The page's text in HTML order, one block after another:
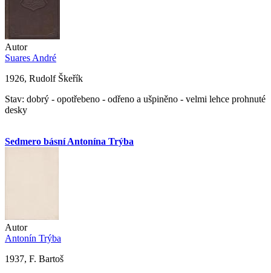
Autor
Suares André
1926, Rudolf Škeřík
Stav: dobrý - opotřebeno - odřeno a ušpiněno - velmi lehce prohnuté
desky
Sedmero básní Antonína Trýba
Autor
Antonín Trýba
1937, F. Bartoš